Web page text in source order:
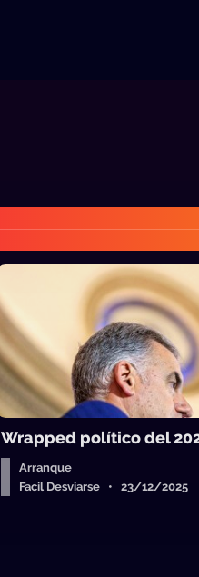
Wrapped político del
Arranque
Facil Desviarse • 23/12/2025